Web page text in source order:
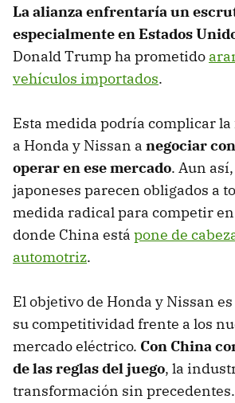
La alianza enfrentaría un
especialmente en Estados
Donald Trump ha prometido
vehículos importados.
Esta medida podría complicar
a Honda y Nissan a negociar
operar en ese mercado. Aun
japoneses parecen obligados a
medida radical para competir
donde China está pone de
automotriz.
El objetivo de Honda y Nissan
su competitividad frente a los
mercado eléctrico. Con China
de las reglas del juego, la
transformación sin